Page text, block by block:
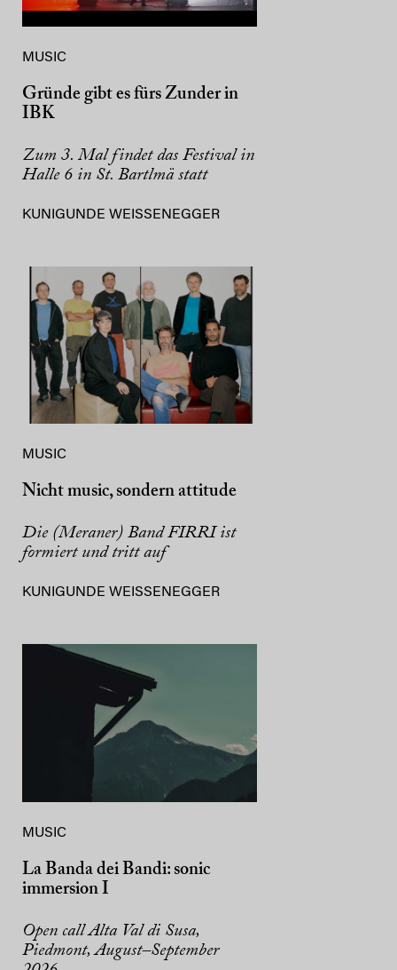
MUSIC
Gründe gibt es fürs Zunder in
IBK
Zum 3. Mal findet das Festival in
Halle 6 in St. Bartlmä statt
KUNIGUNDE WEISSENEGGER
MUSIC
Nicht music, sondern attitude
Die (Meraner) Band FIRRI ist
formiert und tritt auf
KUNIGUNDE WEISSENEGGER
MUSIC
La Banda dei Bandi: sonic
immersion I
Open call Alta Val di Susa,
Piedmont, August–September